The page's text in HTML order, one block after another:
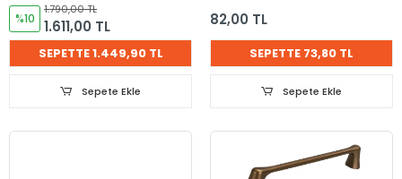
%10
1.790,00 TL
1.611,00 TL
SEPETTE 1.449,90 TL
Sepete Ekle
82,00 TL
SEPETTE 73,80 TL
Sepete Ekle